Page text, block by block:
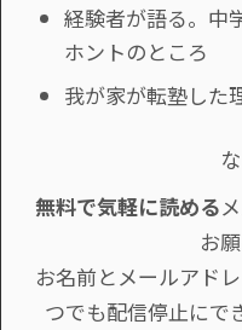
経験者が語る。中
ホントのところ
我が家が転塾した
無料で気軽に読める
お
お名前とメールアド
つでも配信停止にで